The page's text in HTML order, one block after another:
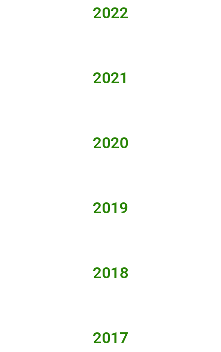
2022
2021
2020
2019
2018
2017